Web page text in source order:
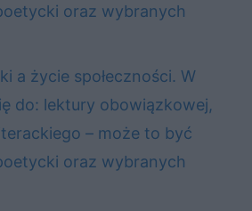
oraz wybranych
a życie społeczności. W
do: lektury obowiązkowej,
– może to być
oraz wybranych